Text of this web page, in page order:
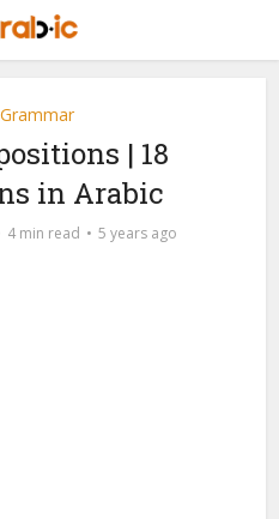
| 18
in Arabic
4 min read 5 years ago